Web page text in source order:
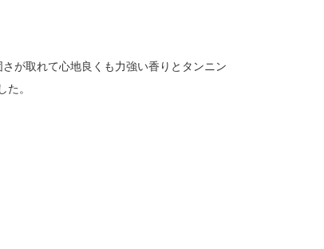
が取れて心地良くも力強い香りとタンニン
。